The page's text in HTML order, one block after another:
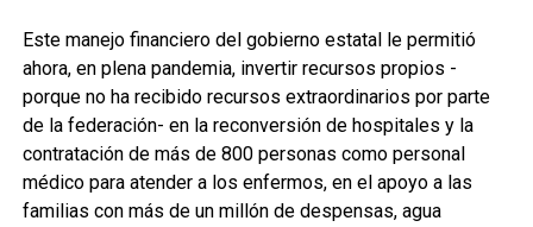
Este manejo financiero del gobierno estatal le permitió
ahora, en plena pandemia, invertir recursos propios -
porque no ha recibido recursos extraordinarios por parte
de la federación- en la reconversión de hospitales y la
contratación de más de 800 personas como personal
médico para atender a los enfermos, en el apoyo a las
familias con más de un millón de despensas, agua